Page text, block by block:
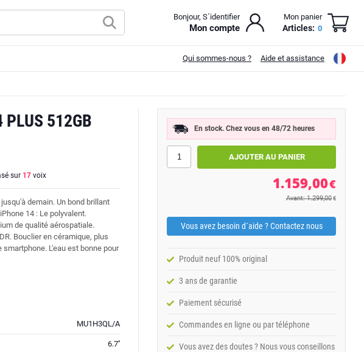
Bonjour, S´identifier
Mon compte
Mon panier
Articles: 0
Qui sommes-nous ? Aide et assistance
PLUS 512GB
sur 17 voix
demain. Un bond brillant
14 : Le polyvalent.
de qualité aérospatiale.
Bouclier en céramique, plus
L'eau est bonne pour
MU1H3QL/A
6.7''
En stock. Chez vous en 48/72 heures
1.159,00€
Avant: 1.299,00 €
Vous avez besoin d´aide ? Contactez nous
Produit neuf 100% original
3 ans de garantie
Paiement sécurisé
Commandes en ligne ou par téléphone
Vous avez des doutes ? Nous vous conseillons